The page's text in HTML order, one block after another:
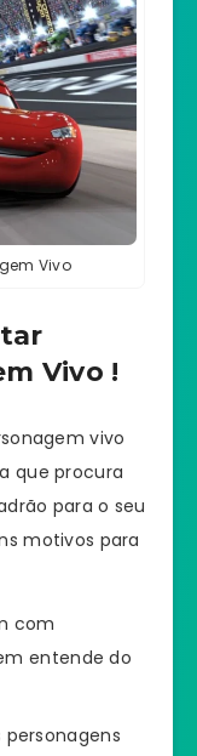
Vivo
Vivo !
vivo
que procura
para o seu
motivos para
com
entende do